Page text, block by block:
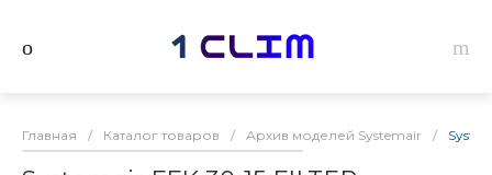
Главная / Каталог товаров / Архив моделей Systemair /